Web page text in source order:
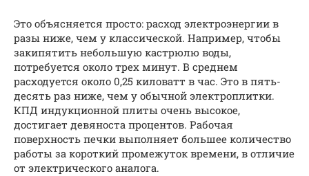
Это объясняется просто: расход электроэнергии в
разы ниже, чем у классической. Например, чтобы
закипятить небольшую кастрюлю воды,
потребуется около трех минут. В среднем
расходуется около 0,25 киловатт в час. Это в пять-
десять раз ниже, чем у обычной электроплитки.
КПД индукционной плиты очень высокое,
достигает девяноста процентов. Рабочая
поверхность печки выполняет большее количество
работы за короткий промежуток времени, в отличие
от электрического аналога.